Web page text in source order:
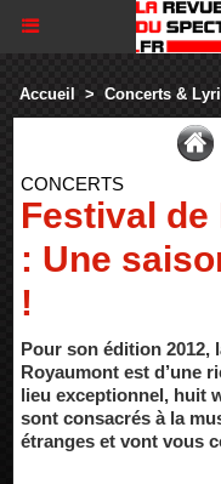
Accueil > Concerts &
CONCERTS
Festival de
: Une
!
Pour son édition 2012,
Royaumont est d’une
lieu exceptionnel, huit
sont consacrés à la
étranges et vont vous